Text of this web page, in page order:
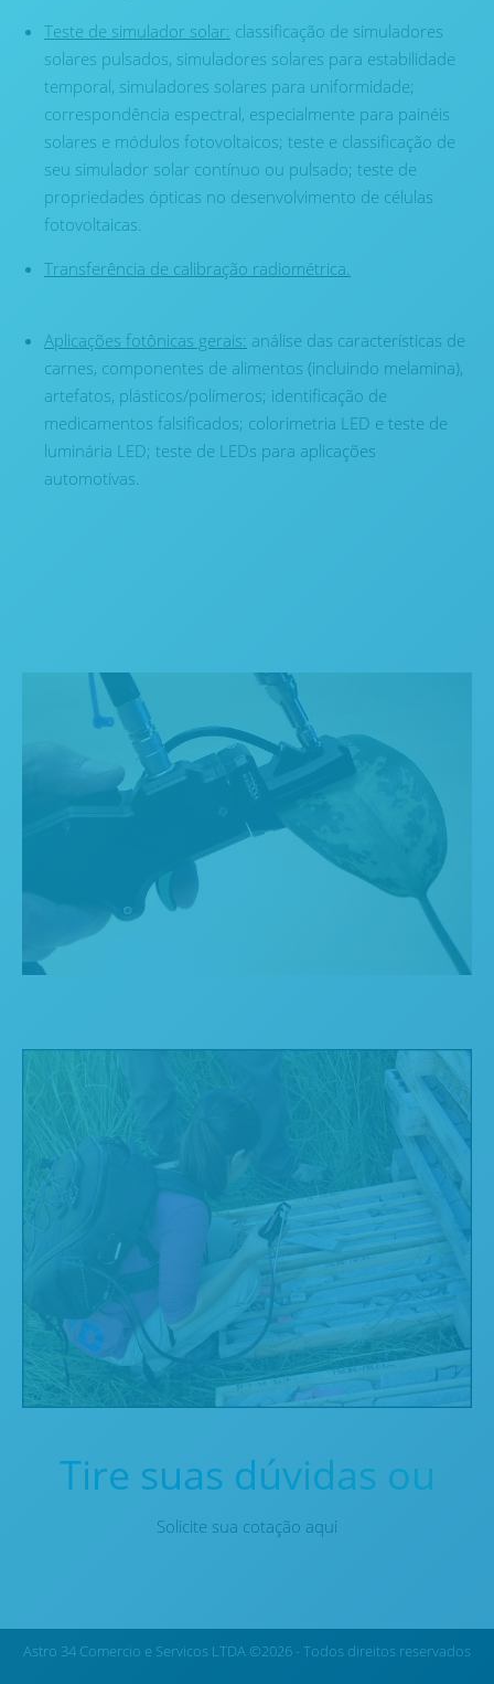
Teste de simulador solar: classificação de simuladores
solares pulsados, simuladores solares para estabilidade
temporal, simuladores solares para uniformidade;
correspondência espectral, especialmente para painéis
solares e módulos fotovoltaicos; teste e classificação de
seu simulador solar contínuo ou pulsado; teste de
propriedades ópticas no desenvolvimento de células
fotovoltaicas.
Transferência de calibração radiométrica.
Aplicações fotônicas gerais: análise das características de
carnes, componentes de alimentos (incluindo melamina),
artefatos, plásticos/polímeros; identificação de
medicamentos falsificados; colorimetria LED e teste de
luminária LED; teste de LEDs para aplicações
automotivas.
Tire suas dúvidas ou
Solicite sua cotação aqui
Astro 34 Comercio e Servicos LTDA ©2026 - Todos direitos reservados